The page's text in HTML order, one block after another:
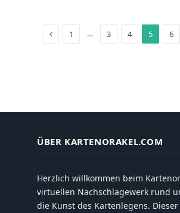
Previous
1 … 3 4 5 6
ÜBER KARTENORAKEL.COM
Herzlich willkommen beim
virtuellen Nachschlagewerk rund
die Kunst des Kartenlegens.